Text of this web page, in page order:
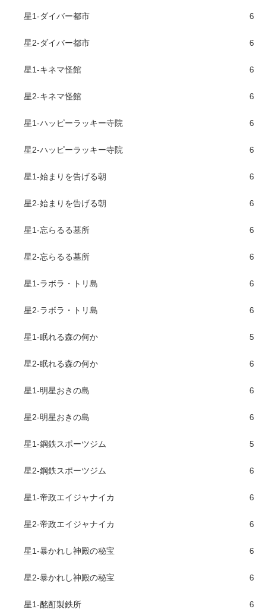
星1-ダイバー都市 6
星2-ダイバー都市 6
星1-キネマ怪館 6
星2-キネマ怪館 6
星1-ハッピーラッキー寺院 6
星2-ハッピーラッキー寺院 6
星1-始まりを告げる朝 6
星2-始まりを告げる朝 6
星1-忘らるる墓所 6
星2-忘らるる墓所 6
星1-ラボラ・トリ島 6
星2-ラボラ・トリ島 6
星1-眠れる森の何か 5
星2-眠れる森の何か 6
星1-明星おきの島 6
星2-明星おきの島 6
星1-鋼鉄スポーツジム 5
星2-鋼鉄スポーツジム 6
星1-帝政エイジャナイカ 6
星2-帝政エイジャナイカ 6
星1-暴かれし神殿の秘宝 6
星2-暴かれし神殿の秘宝 6
星1-酩酊製鉄所 6